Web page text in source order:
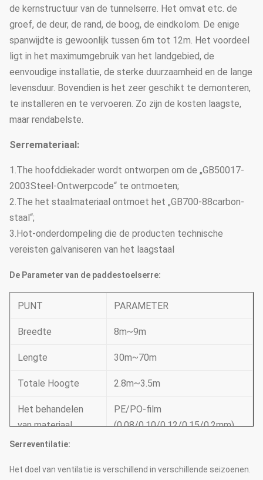
de kernstructuur van de tunnelserre. Het omvat etc. de
groef, de deur, de rand, de boog, de eindkolom. De enige
spanwijdte is gewoonlijk tussen 6m tot 12m. Het voordeel
ligt in het maximumgebruik van het landgebied, de
eenvoudige installatie, de sterke duurzaamheid en de lange
levensduur. Bovendien is het zeer geschikt te demonteren,
te installeren en te vervoeren. Zo zijn de kosten laagste,
maar rendabelste.
Serremateriaal:
1.The hoofddiekader wordt ontworpen om de „GB50017-
2003Steel-Ontwerpcode“ te ontmoeten;
2.The het staalmateriaal ontmoet het „GB700-88carbon-
staal“;
3.Hot-onderdompeling die de producten technische
vereisten galvaniseren van het laagstaal
De Parameter van de paddestoelserre:
PUNT PARAMETER
Breedte 8m~9m
Lengte 30m~70m
Totale Hoogte 2.8m~3.5m
Het behandelen
van materiaal
PE/PO-film
(0,08/0,10/0,12/0,15/0.2mm)
kanten
Serreventilatie:
Het doel van ventilatie is verschillend in verschillende seizoenen.